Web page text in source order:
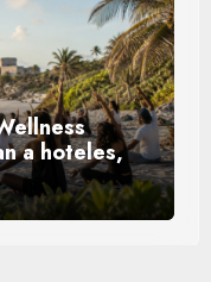
a hoteles,